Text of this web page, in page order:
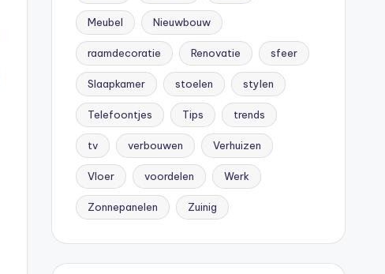
Meubel Nieuwbouw
raamdecoratie Renovatie sfeer
Slaapkamer stoelen stylen
Telefoontjes Tips trends
tv verbouwen Verhuizen
Vloer voordelen Werk
Zonnepanelen Zuinig